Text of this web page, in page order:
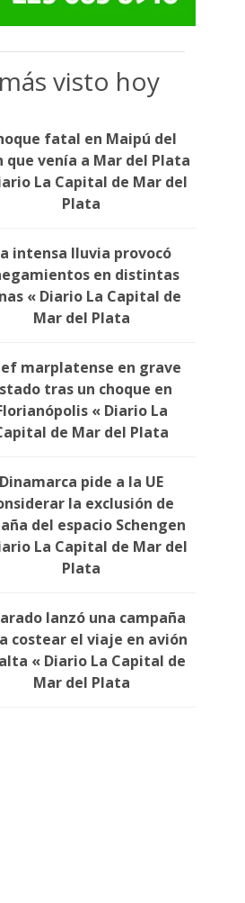
visto hoy
fatal en Maipú del
que venía a Mar del Plata
La Capital de Mar del
Plata
intensa lluvia provocó
en distintas
« Diario La Capital de
Mar del Plata
marplatense en grave
tras un choque en
« Diario La
de Mar del Plata
Dinamarca pide a la UE
la exclusión de
del espacio Schengen
La Capital de Mar del
Plata
lanzó una campaña
costear el viaje en avión
« Diario La Capital de
Mar del Plata